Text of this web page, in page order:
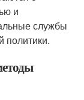
и
службы
политики.